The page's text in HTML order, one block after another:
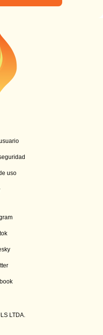
uso
LTDA.